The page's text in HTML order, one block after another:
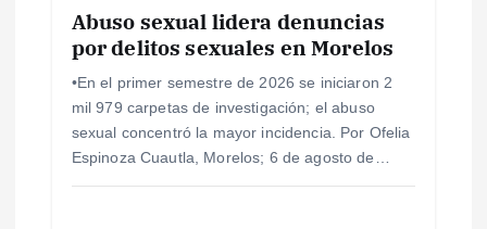
Abuso sexual lidera denuncias
por delitos sexuales en Morelos
•En el primer semestre de 2026 se iniciaron 2
mil 979 carpetas de investigación; el abuso
sexual concentró la mayor incidencia. Por Ofelia
Espinoza Cuautla, Morelos; 6 de agosto de…